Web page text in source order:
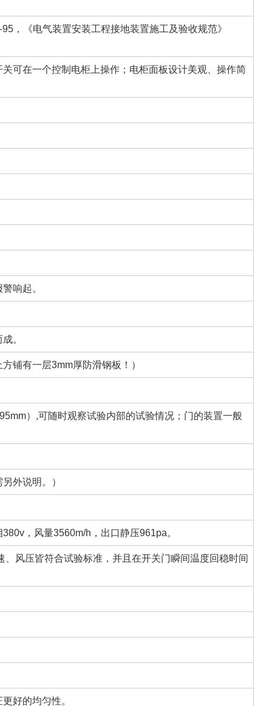
，《电气装置安装工程接地装置施工及验收规范》
可在一个控制电柜上操作；电柜面板设计美观、操作简
响起。
。
铺有一层3mm厚防滑钢板！）
）,可随时观察试验内部的试验情况；门的装置一般
外说明。）
，风量3560m/h，出口静压961pa。
风压皆符合试验标准，并且在开关门瞬间温度回稳时间
好的均匀性。